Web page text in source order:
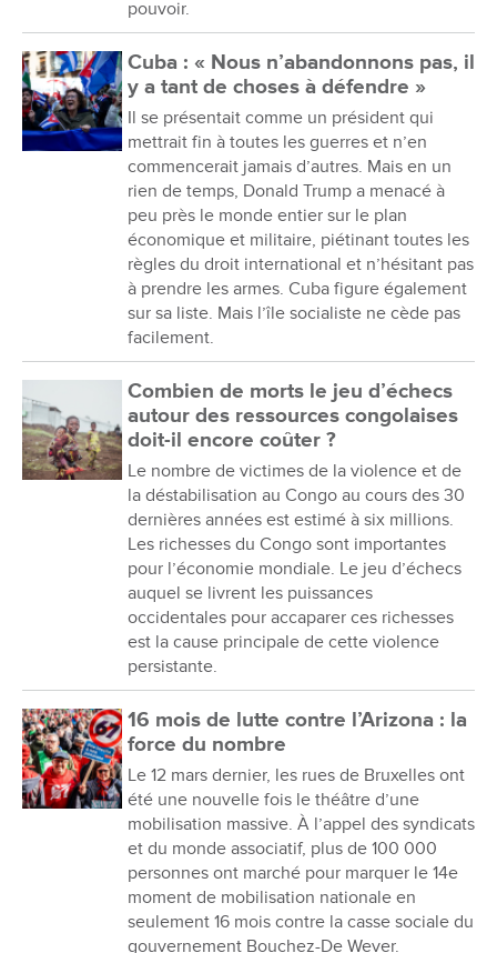
pouvoir.
Cuba : « Nous n’abandonnons pas, il
y a tant de choses à défendre »
Il se présentait comme un président qui
mettrait fin à toutes les guerres et n’en
commencerait jamais d’autres. Mais en un
rien de temps, Donald Trump a menacé à
peu près le monde entier sur le plan
économique et militaire, piétinant toutes les
règles du droit international et n’hésitant pas
à prendre les armes. Cuba figure également
sur sa liste. Mais l’île socialiste ne cède pas
facilement.
Combien de morts le jeu d’échecs
autour des ressources congolaises
doit-il encore coûter ?
Le nombre de victimes de la violence et de
la déstabilisation au Congo au cours des 30
dernières années est estimé à six millions.
Les richesses du Congo sont importantes
pour l’économie mondiale. Le jeu d’échecs
auquel se livrent les puissances
occidentales pour accaparer ces richesses
est la cause principale de cette violence
persistante.
16 mois de lutte contre l’Arizona : la
force du nombre
Le 12 mars dernier, les rues de Bruxelles ont
été une nouvelle fois le théâtre d’une
mobilisation massive. À l’appel des syndicats
et du monde associatif, plus de 100 000
personnes ont marché pour marquer le 14e
moment de mobilisation nationale en
seulement 16 mois contre la casse sociale du
gouvernement Bouchez-De Wever.